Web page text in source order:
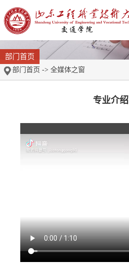
部门首页
部门首页 -> 全媒体之窗
专业介绍